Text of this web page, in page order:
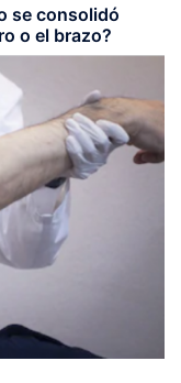
se consolidó
o el brazo?